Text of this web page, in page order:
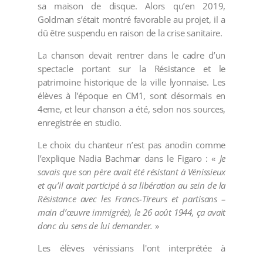
sa maison de disque. Alors qu’en 2019,
Goldman s’était montré favorable au projet, il a
dû être suspendu en raison de la crise sanitaire.
La chanson devait rentrer dans le cadre d’un
spectacle portant sur la Résistance et le
patrimoine historique de la ville lyonnaise. Les
élèves à l’époque en CM1, sont désormais en
4eme, et leur chanson a été, selon nos sources,
enregistrée en studio.
Le choix du chanteur n’est pas anodin comme
l’explique Nadia Bachmar dans le Figaro : « Je
savais que son père avait été résistant à Vénissieux
et qu’il avait participé à sa libération au sein de la
Résistance avec les Francs-Tireurs et partisans –
main d’œuvre immigrée), le 26 août 1944, ça avait
donc du sens de lui demander. »
Les élèves vénissians l'ont interprétée à